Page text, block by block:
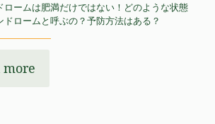
ロームは肥満だけではない！どのような状態
ドロームと呼ぶの？予防方法はある？
more